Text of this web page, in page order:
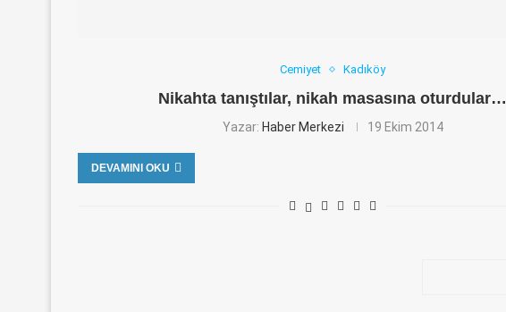
Cemiyet Kadıköy
Nikahta tanıştılar, nikah masasına oturdular…
Yazar: Haber Merkezi 19 Ekim 2014
DEVAMINI OKU